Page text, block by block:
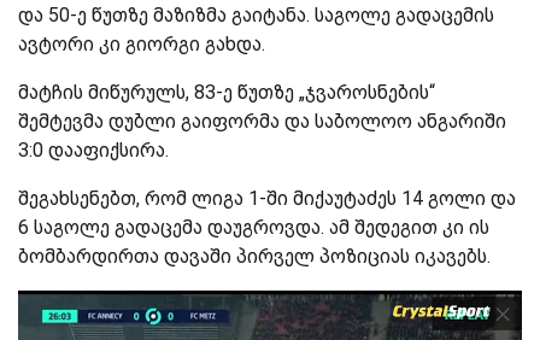
და 50-ე წუთზე მაზიზმა გაიტანა. საგოლე გადაცემის
ავტორი კი გიორგი გახდა.
მატჩის მიწურულს, 83-ე წუთზე „ჯვაროსნების“
შემტევმა დუბლი გაიფორმა და საბოლოო ანგარიში
3:0 დააფიქსირა.
შეგახსენებთ, რომ ლიგა 1-ში მიქაუტაძეს 14 გოლი და
6 საგოლე გადაცემა დაუგროვდა. ამ შედეგით კი ის
ბომბარდირთა დავაში პირველ პოზიციას იკავებს.